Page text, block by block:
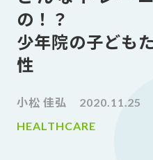
の！？
少年院の子ども
性
小松 佳弘
2020.11.25
HEALTHCARE